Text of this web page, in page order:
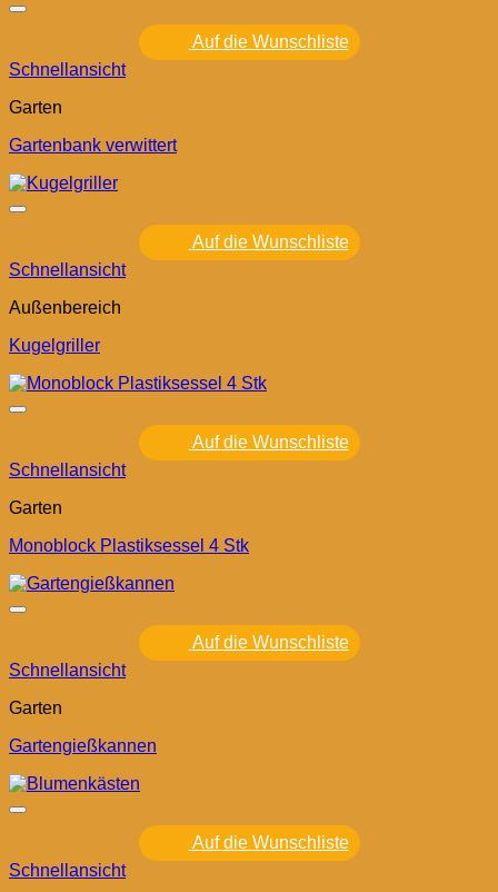
Auf die Wunschliste
Schnellansicht
Garten
Gartenbank verwittert
Auf die Wunschliste
Schnellansicht
Außenbereich
Kugelgriller
Auf die Wunschliste
Schnellansicht
Garten
Monoblock Plastiksessel 4 Stk
Auf die Wunschliste
Schnellansicht
Garten
Gartengießkannen
Auf die Wunschliste
Schnellansicht